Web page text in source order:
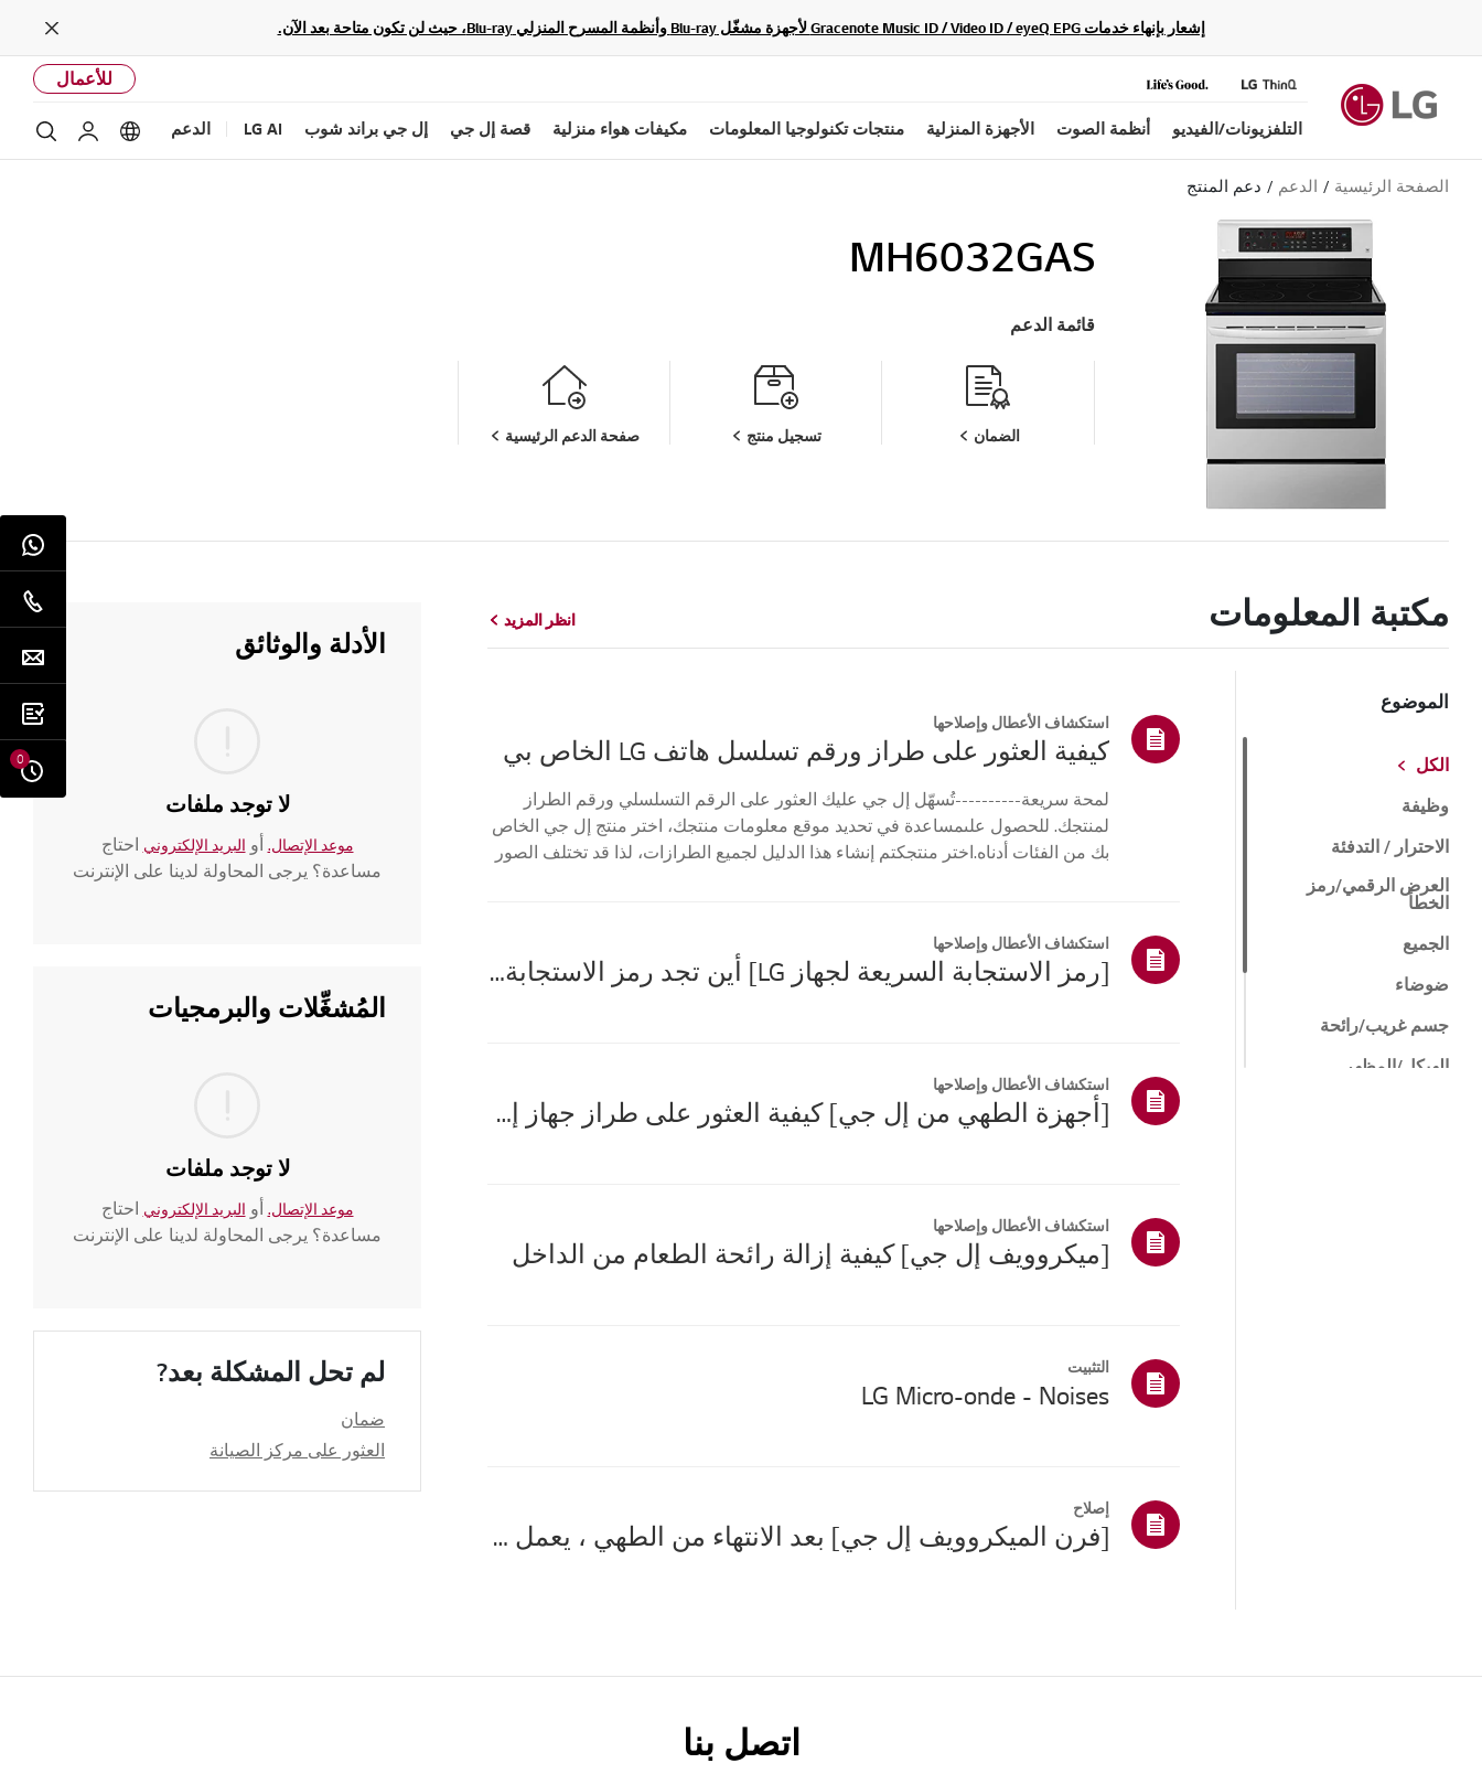
إشعار بإنهاء خدمات Gracenote Music ID / Video ID / eyeQ EPG لأجهزة مشغّل Blu-ray وأنظمة المسرح المنزلي Blu-ray، حيث لن تكون متاحة بعد الآن.
Close
للأعمال
التلفزيونات/الفيديو أنظمة الصوت الأجهزة المنزلية منتجات تكنولوجيا المعلومات مكيفات هواء منزلية قصة إل جي إل جي براند شوب LG AI الدعم optionsحساب
الصفحة الرئيسية الدعم دعم المنتج
MH6032GAS
قائمة الدعم
الضمان تسجيل منتج صفحة الدعم الرئيسية
مكتبة المعلومات انظر المزيد
الموضوع
الكل
وظيفة
الاحترار / التدفئة
العرض الرقمي/رمز
الخطأ
الجميع
ضوضاء
جسم غريب/رائحة
الهيكل/المظهر
استكشاف الأعطال وإصلاحها
كيفية العثور على طراز ورقم تسلسل هاتف LG الخاص بي
لمحة سريعة----------تُسهّل إل جي عليك العثور على الرقم التسلسلي ورقم الطراز
لمنتجك. للحصول علىمساعدة في تحديد موقع معلومات منتجك، اختر منتج إل جي الخاص
بك من الفئات أدناه.اختر منتجكتم إنشاء هذا الدليل لجميع الطرازات، لذا قد تختلف الصور
استكشاف الأعطال وإصلاحها
[رمز الاستجابة السريعة لجهاز LG] أين تجد رمز الاستجابة السريعة على جهازك
استكشاف الأعطال وإصلاحها
[أجهزة الطهي من إل جي] كيفية العثور على طراز جهاز إل جي والرقم التسلسلي
استكشاف الأعطال وإصلاحها
[ميكروويف إل جي] كيفية إزالة رائحة الطعام من الداخل
التثبيت
LG Micro-onde - Noises
إصلاح
[فرن الميكروويف إل جي] بعد الانتهاء من الطهي ، يعمل المنتج بشكل مستمر. فاز المنتج' t stop عند الضغط على الزر إلغاء ( Cancel)
انظر المزيد
الأدلة والوثائق
لا توجد ملفات
موعد الإتصال. أو البريد الإلكتروني احتاج
مساعدة؟ يرجى المحاولة لدينا على الإنترنت
المُشغِّلات والبرمجيات
لا توجد ملفات
موعد الإتصال. أو البريد الإلكتروني احتاج
مساعدة؟ يرجى المحاولة لدينا على الإنترنت
لم تحل المشكلة بعد?
ضمان
العثور على مركز الصيانة
اتصل بنا
0